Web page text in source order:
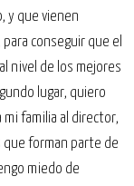
y que vienen
conseguir que el
nivel de los mejores
lugar, quiero
mi familia al director,
que forman parte de
miedo de